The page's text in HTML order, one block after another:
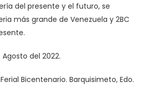
del presente y el futuro, se
más grande de Venezuela y 2BC
Agosto del 2022.
Bicentenario. Barquisimeto, Edo.